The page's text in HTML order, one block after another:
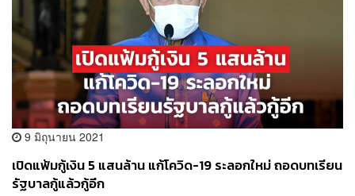
9 มิถุนายน 2021
เปิดแฟ้มกู้เงิน 5 แสนล้าน แก้โควิด-19 ระลอกใหม่ ถอดบทเรียน
รัฐบาลกู้แล้วกู้อีก